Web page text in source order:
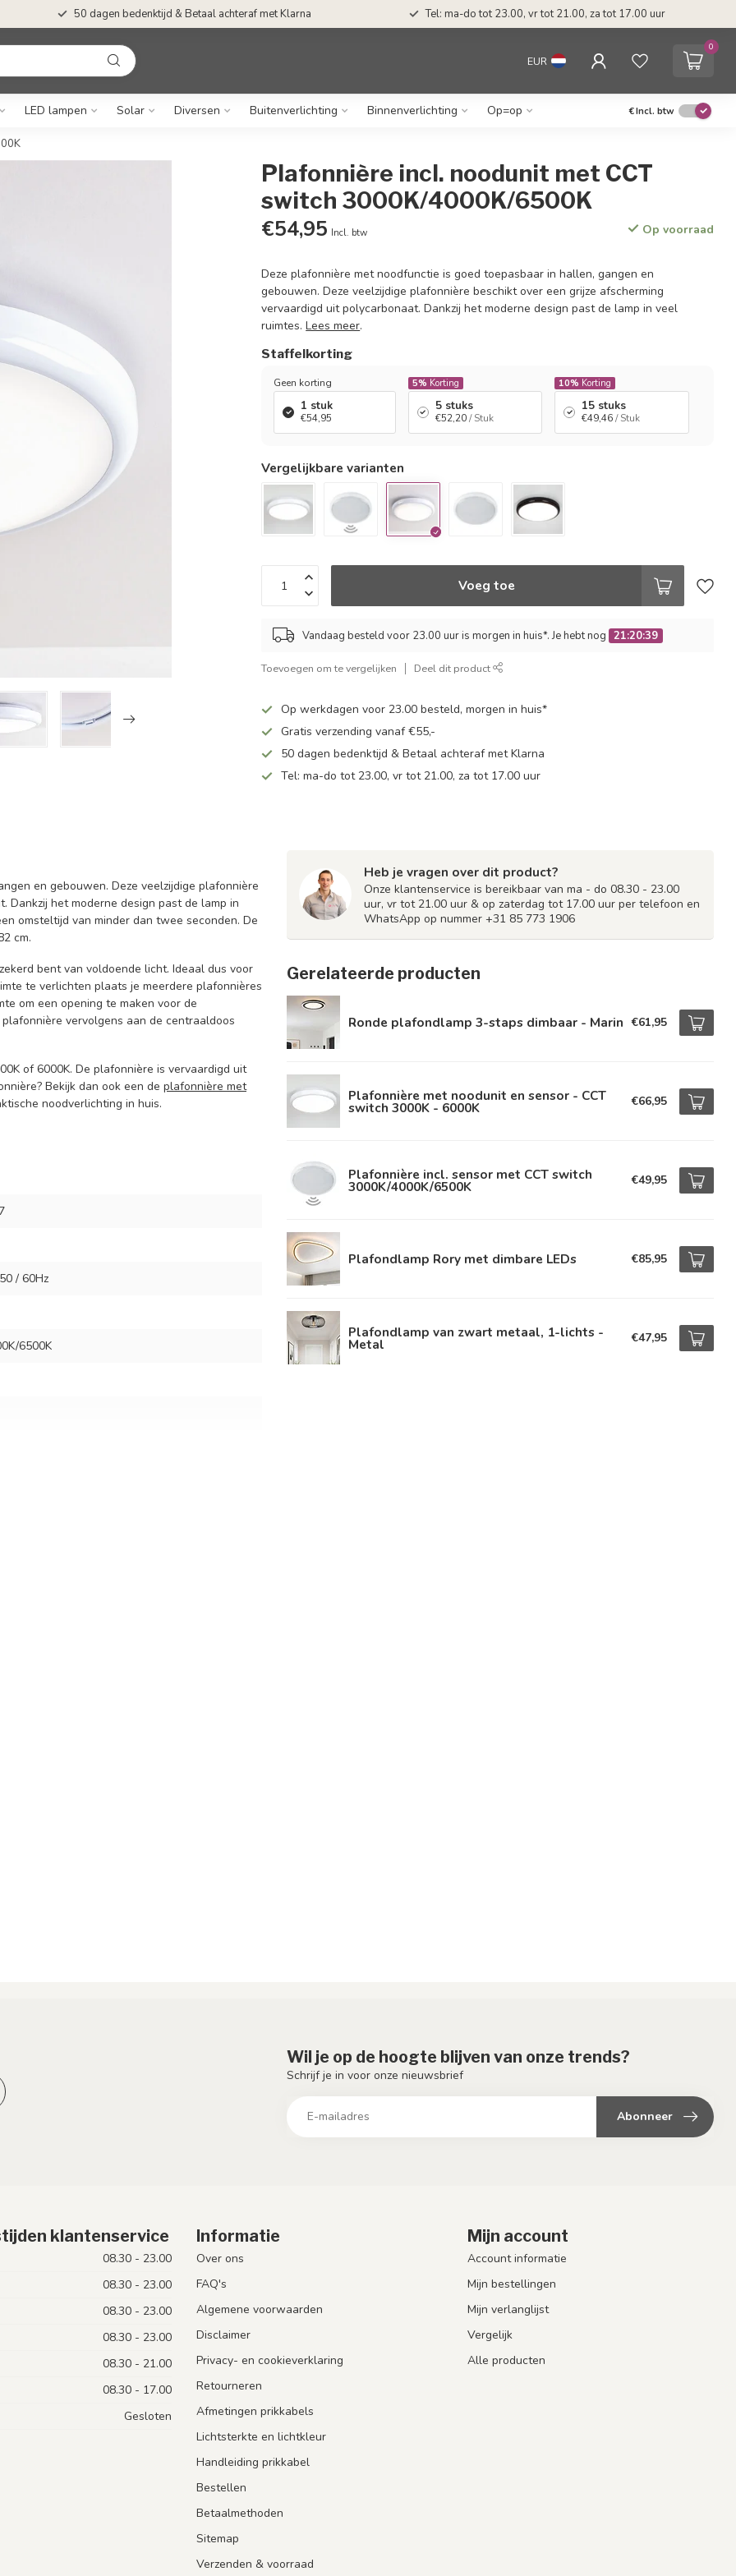
50 dagen bedenktijd & Betaal achteraf met Klarna Tel: ma-do tot 23.00, vr tot 21.00, za tot 17.00 uur
EUR
0
LED lampen Solar Diversen Buitenverlichting Binnenverlichting Op=op €Incl. btw
Plafonnière incl. noodunit met CCT
switch 3000K/4000K/6500K
€54,95 Incl. btw Op voorraad
Deze plafonnière met noodfunctie is goed toepasbaar in hallen, gangen en
gebouwen. Deze veelzijdige plafonnière beschikt over een grijze afscherming
vervaardigd uit polycarbonaat. Dankzij het moderne design past de lamp in veel
ruimtes.Lees meer.
Staffelkorting
Geen korting
1 stuk
€54,95
5% Korting
5 stuks
€52,20 / Stuk
10% Korting
15 stuks
€49,46 / Stuk
Vergelijkbare varianten
Voeg toe
Vandaag besteld voor 23.00 uur is morgen in huis*. Je hebt nog 21:20:39
Toevoegen om te vergelijken Deel dit product
Op werkdagen voor 23.00 besteld, morgen in huis*
Gratis verzending vanaf €55,-
50 dagen bedenktijd & Betaal achteraf met Klarna
Tel: ma-do tot 23.00, vr tot 21.00, za tot 17.00 uur
en gebouwen. Deze veelzijdige plafonnière
Dankzij het moderne design past de lamp in
omsteltijd van minder dan twee seconden. De
cm.
bent van voldoende licht. Ideaal dus voor
te verlichten plaats je meerdere plafonnières
om een opening te maken voor de
vervolgens aan de centraaldoos
of 6000K. De plafonnière is vervaardigd uit
Bekijk dan ook een de plafonnière met
noodverlichting in huis.
/ 60Hz
6500K
Heb je vragen over dit product?
Onze klantenservice is bereikbaar van ma - do 08.30 - 23.00
uur, vr tot 21.00 uur & op zaterdag tot 17.00 uur per telefoon en
WhatsApp op nummer +31 85 773 1906
Gerelateerde producten
Ronde plafondlamp 3-staps dimbaar - Marin €61,95
Plafonnière met noodunit en sensor - CCT
switch 3000K - 6000K €66,95
Plafonnière incl. sensor met CCT switch
3000K/4000K/6500K €49,95
Plafondlamp Rory met dimbare LEDs €85,95
Plafondlamp van zwart metaal, 1-lichts -
Metal €47,95
Wil je op de hoogte blijven van onze trends?
Schrijf je in voor onze nieuwsbrief
Abonneer
klantenservice
08.30 - 23.00
08.30 - 23.00
08.30 - 23.00
08.30 - 23.00
08.30 - 21.00
08.30 - 17.00
Gesloten
Informatie
Over ons
FAQ's
Algemene voorwaarden
Disclaimer
Privacy- en cookieverklaring
Retourneren
Afmetingen prikkabels
Lichtsterkte en lichtkleur
Handleiding prikkabel
Bestellen
Betaalmethoden
Sitemap
Verzenden & voorraad
Mijn account
Account informatie
Mijn bestellingen
Mijn verlanglijst
Vergelijk
Alle producten